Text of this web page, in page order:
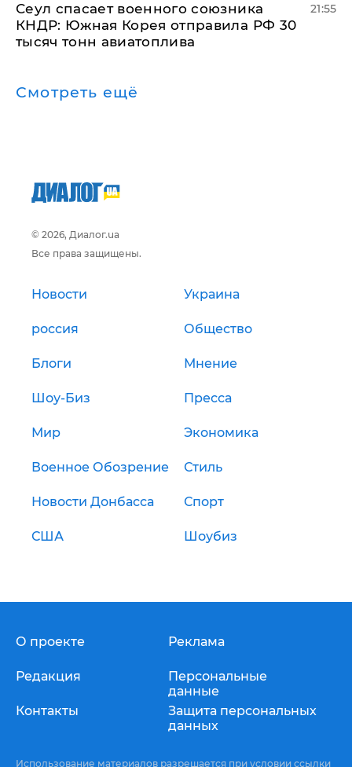
​Сеул спасает военного союзника
КНДР: Южная Корея отправила РФ 30
тысяч тонн авиатоплива
21:55
Смотреть ещё
© 2026, Диалог.ua
Все права защищены.
Новости Украина
россия Общество
Блоги Мнение
Шоу-Биз Пресса
Мир Экономика
Военное Обозрение Стиль
Новости Донбасса Спорт
США Шоубиз
О проекте
Редакция
Контакты
Реклама
Персональные
данные
Защита персональных
данных
Использование материалов разрешается при условии ссылки